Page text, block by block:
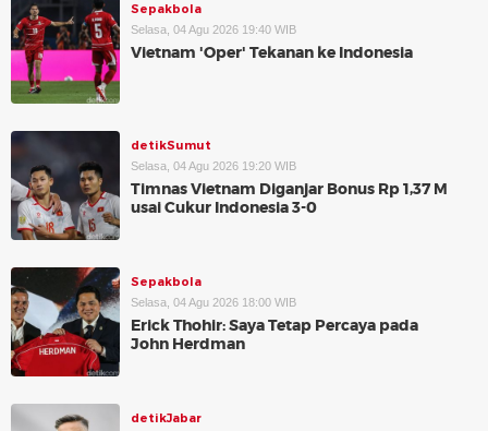
Sepakbola
Selasa, 04 Agu 2026 19:40 WIB
Vietnam 'Oper' Tekanan ke Indonesia
detikSumut
Selasa, 04 Agu 2026 19:20 WIB
Timnas Vietnam Diganjar Bonus Rp 1,37 M
usai Cukur Indonesia 3-0
Sepakbola
Selasa, 04 Agu 2026 18:00 WIB
Erick Thohir: Saya Tetap Percaya pada
John Herdman
detikJabar